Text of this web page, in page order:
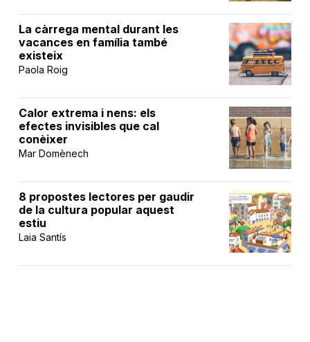
La càrrega mental durant les
vacances en família també
existeix
Paola Roig
Calor extrema i nens: els
efectes invisibles que cal
conèixer
Mar Domènech
8 propostes lectores per gaudir
de la cultura popular aquest
estiu
Laia Santís